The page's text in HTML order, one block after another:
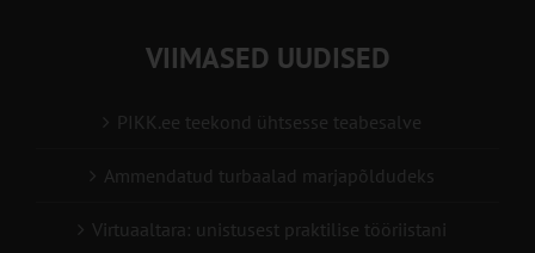
VIIMASED UUDISED
PIKK.ee teekond ühtsesse teabesalve
Ammendatud turbaalad marjapõldudeks
Virtuaaltara: unistusest praktilise tööriistani